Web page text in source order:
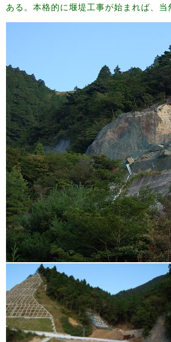
ある。本格的に堰堤工事が始まれば、当